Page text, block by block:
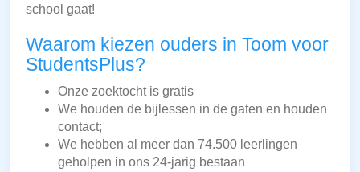
school gaat!
Waarom kiezen ouders in Toom voor
StudentsPlus?
Onze zoektocht is gratis
We houden de bijlessen in de gaten en houden
contact;
We hebben al meer dan 74.500 leerlingen
geholpen in ons 24-jarig bestaan